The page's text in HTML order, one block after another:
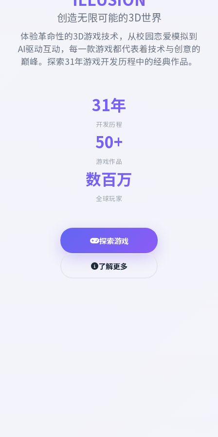
创造无限可能的3D世界
体验革命性的3D游戏技术，从校园恋爱模拟到
AI驱动互动，每一款游戏都代表着技术与创意的
巅峰。探索31年游戏开发历程中的经典作品。
31年
开发历程
50+
游戏作品
数百万
全球玩家
探索游戏
了解更多